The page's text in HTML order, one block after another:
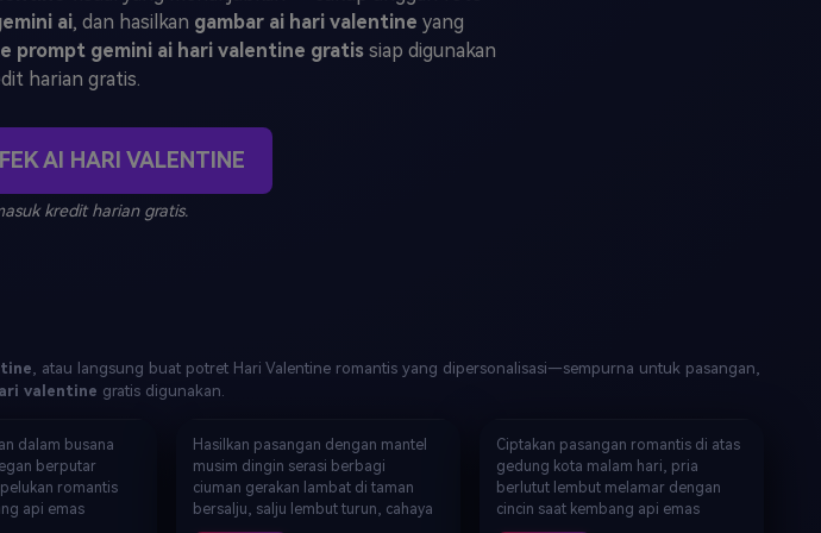
Hailuo Runway
Find More Solutions >>
ai, dan hasilkan gambar ai hari valentine yang
prompt gemini ai hari valentine gratissiap digunakan
harian gratis.
AI HARI VALENTINE
kredit harian gratis.
, atau langsung buat potret Hari Valentine romantis yang dipersonalisasi—sempurna untuk pasangan,
valentine gratis digunakan.
dalam busana
berputar
romantis
api emas
Video · Ciuman Bersalju
Hasilkan pasangan dengan mantel
musim dingin serasi berbagi
ciuman gerakan lambat di taman
bersalju, salju lembut turun, cahaya
Video · Momen Lamaran
Ciptakan pasangan romantis di atas
gedung kota malam hari, pria
berlutut lembut melamar dengan
cincin saat kembang api emas